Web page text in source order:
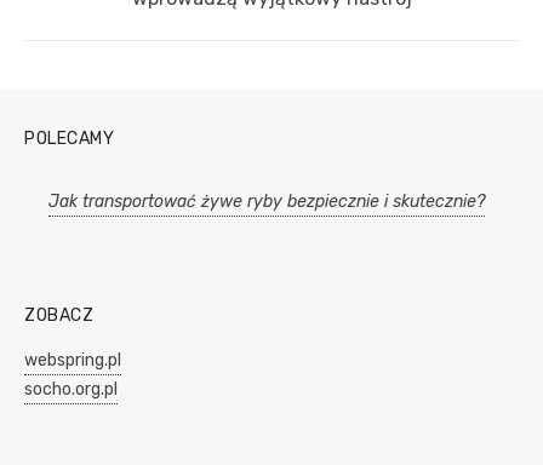
POLECAMY
Jak transportować żywe ryby bezpiecznie i skutecznie?
ZOBACZ
webspring.pl
socho.org.pl